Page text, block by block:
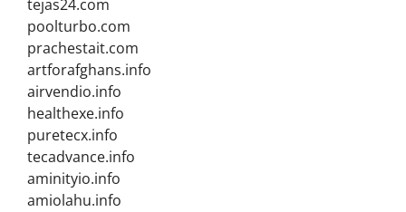
tejas24.com
poolturbo.com
prachestait.com
artforafghans.info
airvendio.info
healthexe.info
puretecx.info
tecadvance.info
aminityio.info
amiolahu.info